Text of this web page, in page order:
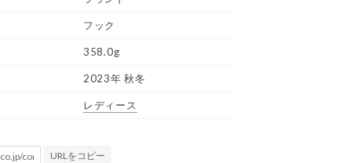
フック
358.0g
2023年 秋冬
レディース
URLをコピー